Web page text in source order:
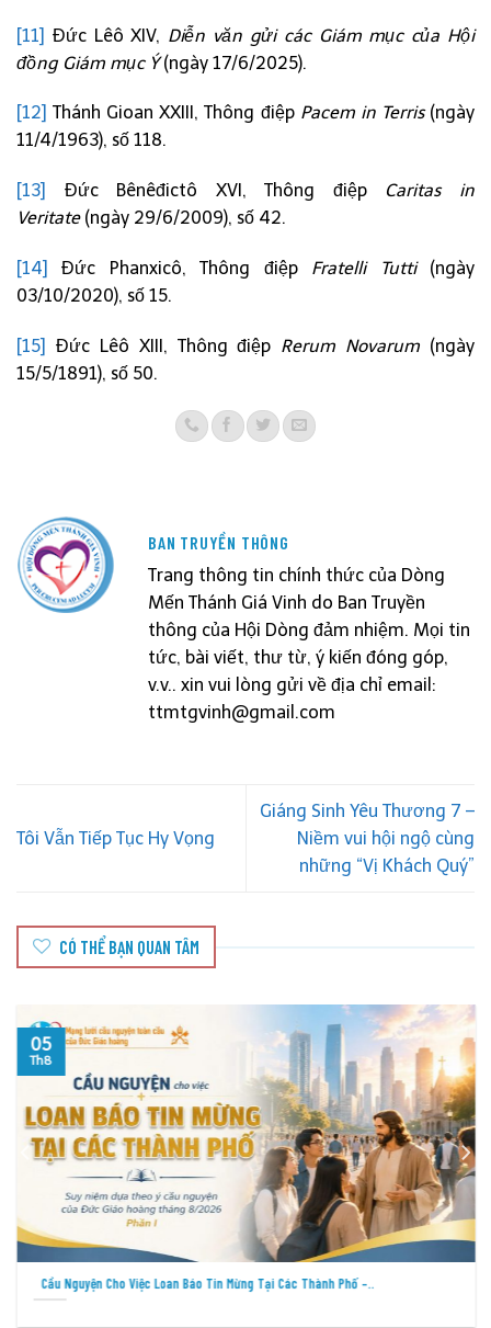
[11] Đức Lêô XIV, Diễn văn gửi các Giám mục của Hội
đồng Giám mục Ý(ngày 17/6/2025).
[12] Thánh Gioan XXIII, Thông điệp Pacem in Terris(ngày
11/4/1963), số 118.
[13] Đức Bênêđictô XVI, Thông điệp Caritas in
Veritate(ngày 29/6/2009), số 42.
[14] Đức Phanxicô, Thông điệp Fratelli Tutti(ngày
03/10/2020), số 15.
[15] Đức Lêô XIII, Thông điệp Rerum Novarum (ngày
15/5/1891), số 50.
BAN TRUYỀN THÔNG
Trang thông tin chính thức của Dòng
Mến Thánh Giá Vinh do Ban Truyền
thông của Hội Dòng đảm nhiệm. Mọi tin
tức, bài viết, thư từ, ý kiến đóng góp,
v.v.. xin vui lòng gửi về địa chỉ email:
ttmtgvinh@gmail.com
Tôi Vẫn Tiếp Tục Hy Vọng
Giáng Sinh Yêu Thương 7 –
Niềm vui hội ngộ cùng
những “Vị Khách Quý”
CÓ THỂ BẠN QUAN TÂM
Cầu Nguyện Cho Việc Loan Báo Tin Mừng Tại Các Thành Phố –..
05
Th8